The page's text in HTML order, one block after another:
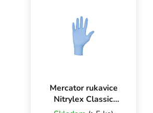
Mercator rukavice
Nitrylex Classic
BLUE L, 100 ks